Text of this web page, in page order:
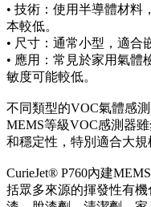
• 技術：使用半導體材料
本較低。
• 尺寸：通常小型，適合
• 應用：常見於家用氣體
敏度可能較低。
不同類型的VOC氣體感
MEMS等級VOC感測器
和穩定性，特別適合大規
CurieJet® P760內建
括眾多來源的揮發性有